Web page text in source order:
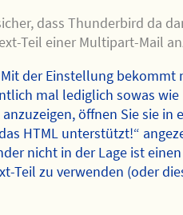
dass Thunderbird da
Teil einer Multipart-Mail
Mit der Einstellung bekommt
mal lediglich sowas wie
öffnen Sie sie in
HTML unterstützt!“
nicht in der Lage ist einen
Teil zu verwenden (oder